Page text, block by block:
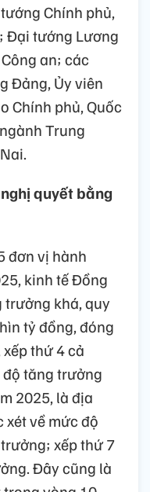
Chính phủ,
Đại tướng Lương
an; các
Đảng, Ủy viên
Chính phủ, Quốc
Trung
quyết bằng
đơn vị hành
kinh tế Đồng
trưởng khá, quy
tỷ đồng, đóng
thứ 4 cả
tăng trưởng
2025, là địa
về mức độ
xếp thứ 7
Đây cũng là